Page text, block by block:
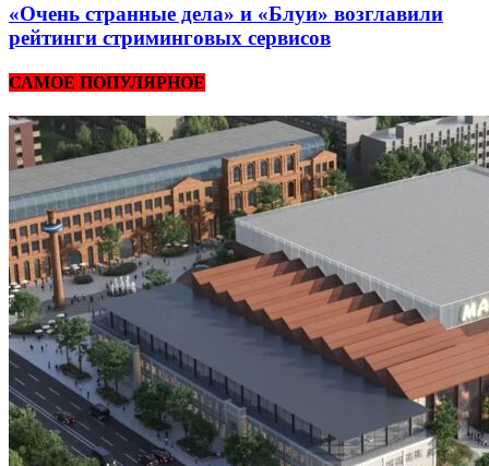
«Очень странные дела» и «Блуи» возглавили
рейтинги стриминговых сервисов
САМОЕ ПОПУЛЯРНОЕ